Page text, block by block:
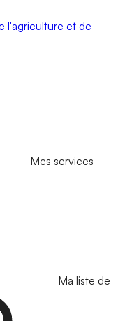
l'agriculture et de
Mes services
Ma liste de